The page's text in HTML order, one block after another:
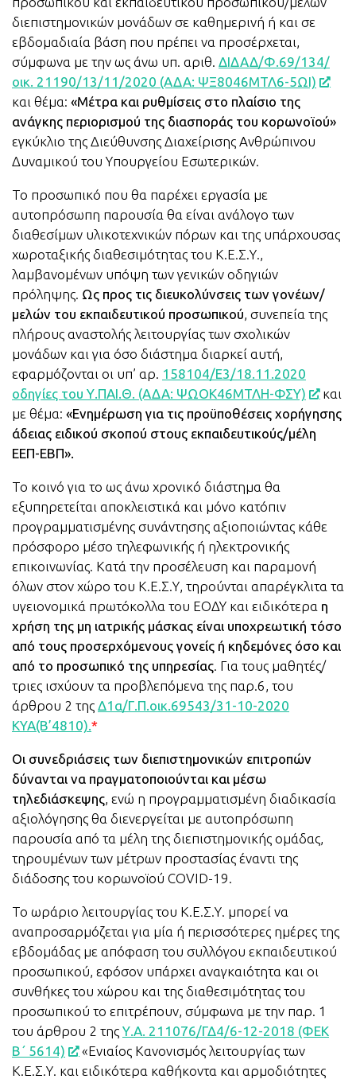
διεπιστημονικών μονάδων σε καθημερινή ή και σε
εβδομαδιαία βάση που πρέπει να προσέρχεται,
σύμφωνα με την ως άνω υπ. αριθ. ΔΙΔΑΔ/Φ.69/134/
οικ. 21190/13/11/2020 (ΑΔΑ: ΨΞ8046ΜΤΛ6-5ΩΙ)
και θέμα: «Μέτρα και ρυθμίσεις στο πλαίσιο της
ανάγκης περιορισμού της διασποράς του κορωνοϊού»
εγκύκλιο της Διεύθυνσης Διαχείρισης Ανθρώπινου
Δυναμικού του Υπουργείου Εσωτερικών.
Το προσωπικό που θα παρέχει εργασία με
αυτοπρόσωπη παρουσία θα είναι ανάλογο των
διαθεσίμων υλικοτεχνικών πόρων και της υπάρχουσας
χωροταξικής διαθεσιμότητας του Κ.Ε.Σ.Υ.,
λαμβανομένων υπόψη των γενικών οδηγιών
πρόληψης. Ως προς τις διευκολύνσεις των γονέων/
μελών του εκπαιδευτικού προσωπικού, συνεπεία της
πλήρους αναστολής λειτουργίας των σχολικών
μονάδων και για όσο διάστημα διαρκεί αυτή,
εφαρμόζονται οι υπ’ αρ. 158104/Ε3/18.11.2020
οδηγίες του Υ.ΠΑΙ.Θ. (ΑΔΑ: ΨΩΟΚ46ΜΤΛΗ-ΦΣΥ)
και
με θέμα: «Ενημέρωση για τις προϋποθέσεις χορήγησης
άδειας ειδικού σκοπού στους εκπαιδευτικούς/μέλη
ΕΕΠ-ΕΒΠ».
Το κοινό για το ως άνω χρονικό διάστημα θα
εξυπηρετείται αποκλειστικά και μόνο κατόπιν
προγραμματισμένης συνάντησης αξιοποιώντας κάθε
πρόσφορο μέσο τηλεφωνικής ή ηλεκτρονικής
επικοινωνίας. Κατά την προσέλευση και παραμονή
όλων στον χώρο του Κ.Ε.Σ.Υ, τηρούνται απαρέγκλιτα τα
υγειονομικά πρωτόκολλα του ΕΟΔΥ και ειδικότερα η
χρήση της μη ιατρικής μάσκας είναι υποχρεωτική τόσο
από τους προσερχόμενους γονείς ή κηδεμόνες όσο και
από το προσωπικό της υπηρεσίας. Για τους μαθητές/
τριες ισχύουν τα προβλεπόμενα της παρ.6, του
άρθρου 2 της Δ1α/Γ.Π.οικ.69543/31-10-2020
ΚΥΑ(Β’4810).*
Οι συνεδριάσεις των διεπιστημονικών επιτροπών
δύνανται να πραγματοποιούνται και μέσω
τηλεδιάσκεψης, ενώ η προγραμματισμένη διαδικασία
αξιολόγησης θα διενεργείται με αυτοπρόσωπη
παρουσία από τα μέλη της διεπιστημονικής ομάδας,
τηρουμένων των μέτρων προστασίας έναντι της
διάδοσης του κορωνοϊού COVID-19.
Το ωράριο λειτουργίας του Κ.Ε.Σ.Υ. μπορεί να
αναπροσαρμόζεται για μία ή περισσότερες ημέρες της
εβδομάδας με απόφαση του συλλόγου εκπαιδευτικού
προσωπικού, εφόσον υπάρχει αναγκαιότητα και οι
συνθήκες του χώρου και της διαθεσιμότητας του
προσωπικού το επιτρέπουν, σύμφωνα με την παρ. 1
του άρθρου 2 της Υ.Α. 211076/ΓΔ4/6-12-2018 (ΦΕΚ
Β΄ 5614)
«Ενιαίος Κανονισμός λειτουργίας των
Κ.Ε.Σ.Υ. και ειδικότερα καθήκοντα και αρμοδιότητες